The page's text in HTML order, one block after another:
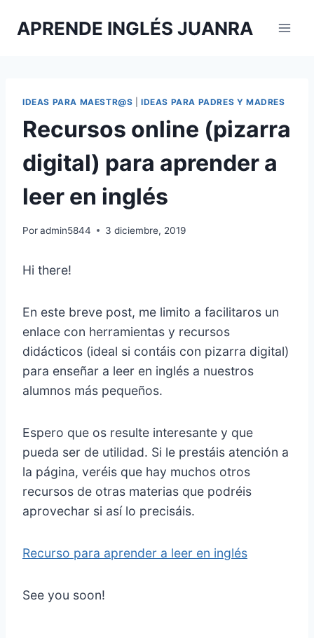
APRENDE INGLÉS JUANRA
IDEAS PARA MAESTR@S |IDEAS PARA PADRES Y MADRES
Recursos online (pizarra
digital) para aprender a
leer en inglés
Poradmin5844 3 diciembre, 2019
Hi there!
En este breve post, me limito a facilitaros un
enlace con herramientas y recursos
didácticos (ideal si contáis con pizarra digital)
para enseñar a leer en inglés a nuestros
alumnos más pequeños.
Espero que os resulte interesante y que
pueda ser de utilidad. Si le prestáis atención a
la página, veréis que hay muchos otros
recursos de otras materias que podréis
aprovechar si así lo precisáis.
Recurso para aprender a leer en inglés
See you soon!